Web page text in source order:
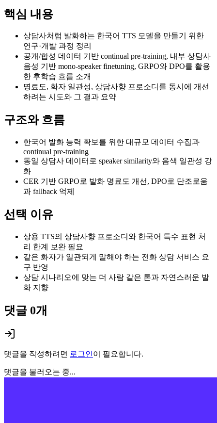
핵심 내용
상담사처럼 발화하는 한국어 TTS 모델을 만들기 위한
연구·개발 과정 정리
공개/합성 데이터 기반 continual pre-training, 내부 상담사
음성 기반 mono-speaker finetuning, GRPO와 DPO를 활용
한 후학습 흐름 소개
명료도, 화자 일관성, 상담사향 프로소디를 동시에 개선
하려는 시도와 그 결과 요약
구조와 흐름
한국어 발화 능력 확보를 위한 대규모 데이터 수집과
continual pre-training
동일 상담사 데이터로 speaker similarity와 음색 일관성 강
화
CER 기반 GRPO로 발화 명료도 개선, DPO로 단조로움
과 fallback 억제
선택 이유
상용 TTS의 상담사향 프로소디와 한국어 특수 표현 처
리 한계 보완 필요
같은 화자가 일관되게 말해야 하는 전화 상담 서비스 요
구 반영
상담 시나리오에 맞는 더 사람 같은 톤과 자연스러운 발
화 지향
댓글 0개
댓글을 작성하려면 로그인이 필요합니다.
댓글을 불러오는 중...